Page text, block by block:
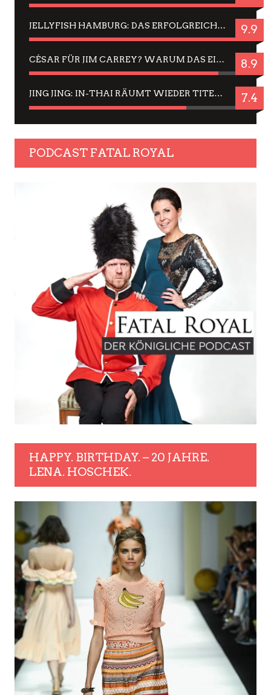
JELLYFISH HAMBURG: DAS ERFOLGREICHE SOMMER-MENÜ 2025 IN GEFÜHLEN UND BILDERN 9.9
CÉSAR FÜR JIM CARREY? WARUM DAS EINER DER NERVIGSTEN ACTORS IST UND BLEIBT 8.9
JING JING: IN-THAI RÄUMT WIEDER TITEL AB – EIN ZWEI-STUNDEN-ERLEBNISBERICHT 7.4
PODCAST FATAL ROYAL
HAPPY. BIRTHDAY. – 20 JAHRE.
LENA. HOSCHEK.